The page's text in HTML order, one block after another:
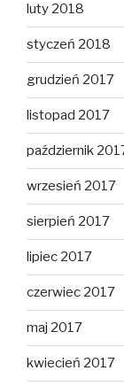
luty 2018
styczeń 2018
grudzień 2017
listopad 2017
październik
wrzesień 2017
sierpień 2017
lipiec 2017
czerwiec 2017
maj 2017
kwiecień 2017